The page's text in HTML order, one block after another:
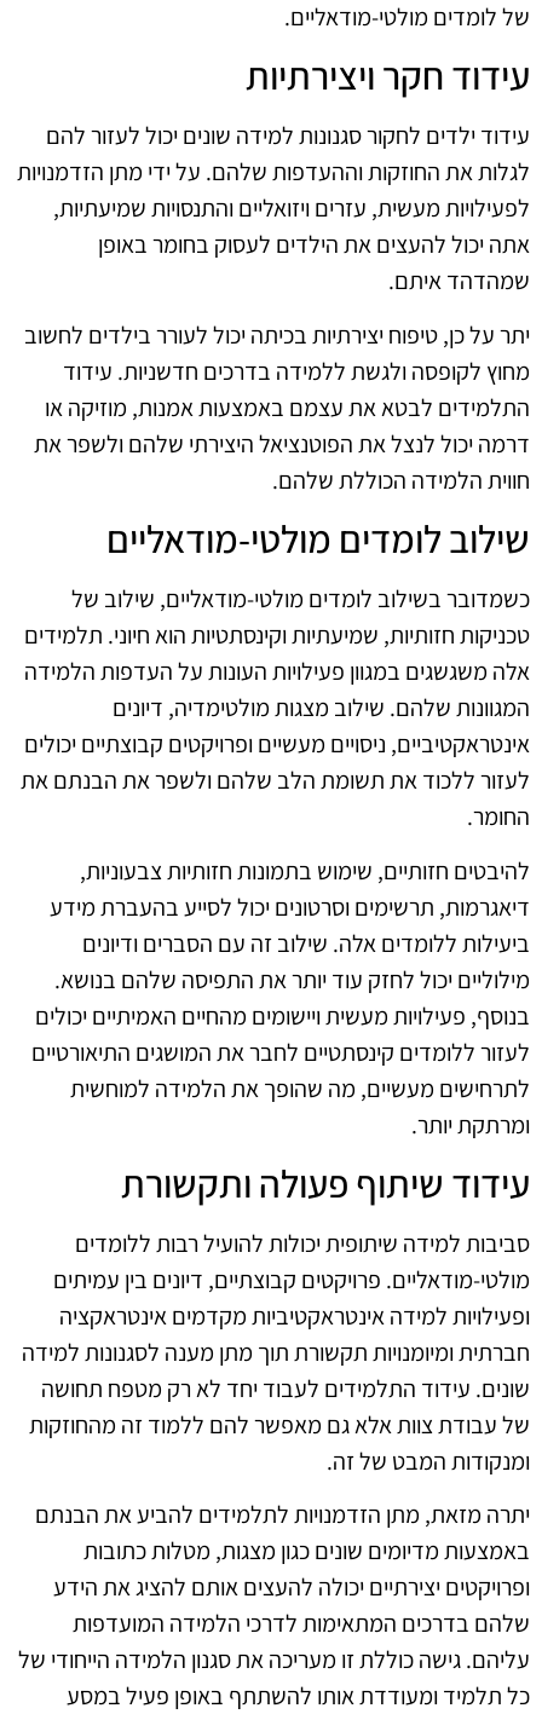
של לומדים מולטי-מודאליים.
עידוד חקר ויצירתיות
עידוד ילדים לחקור סגנונות למידה שונים יכול לעזור להם
לגלות את החוזקות וההעדפות שלהם. על ידי מתן הזדמנויות
לפעילויות מעשית, עזרים ויזואליים והתנסויות שמיעתיות,
אתה יכול להעצים את הילדים לעסוק בחומר באופן
שמהדהד איתם.
יתר על כן, טיפוח יצירתיות בכיתה יכול לעורר בילדים לחשוב
מחוץ לקופסה ולגשת ללמידה בדרכים חדשניות. עידוד
התלמידים לבטא את עצמם באמצעות אמנות, מוזיקה או
דרמה יכול לנצל את הפוטנציאל היצירתי שלהם ולשפר את
חווית הלמידה הכוללת שלהם.
שילוב לומדים מולטי-מודאליים
כשמדובר בשילוב לומדים מולטי-מודאליים, שילוב של
טכניקות חזותיות, שמיעתיות וקינסתטיות הוא חיוני. תלמידים
אלה משגשגים במגוון פעילויות העונות על העדפות הלמידה
המגוונות שלהם. שילוב מצגות מולטימדיה, דיונים
אינטראקטיביים, ניסויים מעשיים ופרויקטים קבוצתיים יכולים
לעזור ללכוד את תשומת הלב שלהם ולשפר את הבנתם את
החומר.
להיבטים חזותיים, שימוש בתמונות חזותיות צבעוניות,
דיאגרמות, תרשימים וסרטונים יכול לסייע בהעברת מידע
ביעילות ללומדים אלה. שילוב זה עם הסברים ודיונים
מילוליים יכול לחזק עוד יותר את התפיסה שלהם בנושא.
בנוסף, פעילויות מעשית ויישומים מהחיים האמיתיים יכולים
לעזור ללומדים קינסתטיים לחבר את המושגים התיאורטיים
לתרחישים מעשיים, מה שהופך את הלמידה למוחשית
ומרתקת יותר.
עידוד שיתוף פעולה ותקשורת
סביבות למידה שיתופית יכולות להועיל רבות ללומדים
מולטי-מודאליים. פרויקטים קבוצתיים, דיונים בין עמיתים
ופעילויות למידה אינטראקטיביות מקדמים אינטראקציה
חברתית ומיומנויות תקשורת תוך מתן מענה לסגנונות למידה
שונים. עידוד התלמידים לעבוד יחד לא רק מטפח תחושה
של עבודת צוות אלא גם מאפשר להם ללמוד זה מהחוזקות
ומנקודות המבט של זה.
יתרה מזאת, מתן הזדמנויות לתלמידים להביע את הבנתם
באמצעות מדיומים שונים כגון מצגות, מטלות כתובות
ופרויקטים יצירתיים יכולה להעצים אותם להציג את הידע
שלהם בדרכים המתאימות לדרכי הלמידה המועדפות
עליהם. גישה כוללת זו מעריכה את סגנון הלמידה הייחודי של
כל תלמיד ומעודדת אותו להשתתף באופן פעיל במסע